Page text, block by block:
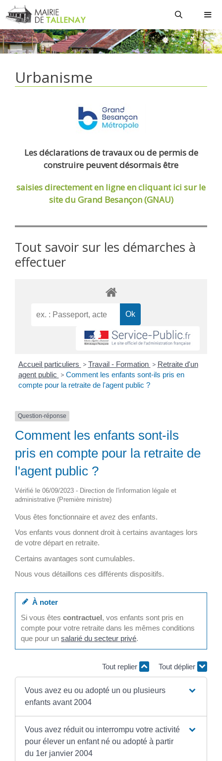
Aller
au
contenu
Urbanisme
Les déclarations de travaux ou de permis de
construire peuvent désormais être
saisies directement en ligneen cliquant ici sur le
site du Grand Besançon (GNAU)
Tout savoir sur les démarches à
effectuer
Accueil particuliers > Travail - Formation > Retraite d'un
agent public > Comment les enfants sont-ils pris en
compte pour la retraite de l'agent public ?
Question-réponse
Comment les enfants sont-ils
pris en compte pour la retraite de
l'agent public ?
Vérifié le 06/09/2023 - Direction de l'information légale et
administrative (Première ministre)
Vous êtes fonctionnaire et avez des enfants.
Vos enfants vous donnent droit à certains avantages lors
de votre départ en retraite.
Certains avantages sont cumulables.
Nous vous détaillons ces différents dispositifs.
À noter
Si vous êtescontractuel, vos enfants sont pris en
compte pour votre retraite dans les mêmes conditions
que pour unsalarié du secteur privé.
Tout replier Tout déplier
Vous avez eu ou adopté un ou plusieurs
enfants avant 2004
Vous avez réduit ou interrompu votre activité
pour élever un enfant né ou adopté à partir
du 1er janvier 2004